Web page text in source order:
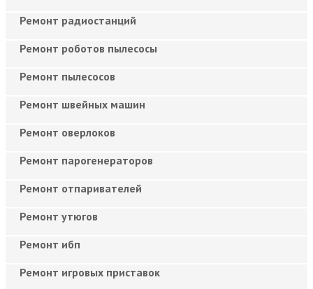
Ремонт радиостанций
Ремонт роботов пылесосы
Ремонт пылесосов
Ремонт швейных машин
Ремонт оверлоков
Ремонт парогенераторов
Ремонт отпаривателей
Ремонт утюгов
Ремонт ибп
Ремонт игровых приставок